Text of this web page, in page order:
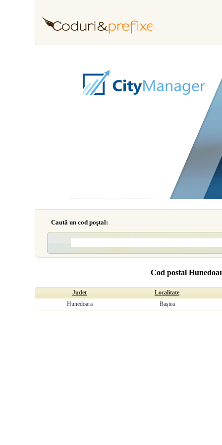
Caută un cod poştal:
Cod postal
Judet
Localitate
Hunedoara
Baştea